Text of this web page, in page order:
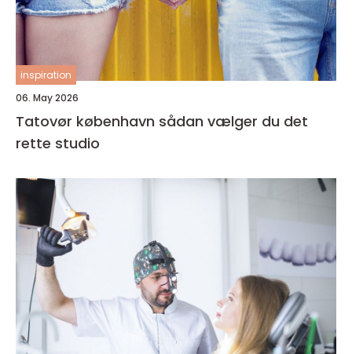
inspiration
06. May 2026
Tatovør københavn sådan vælger du det
rette studio